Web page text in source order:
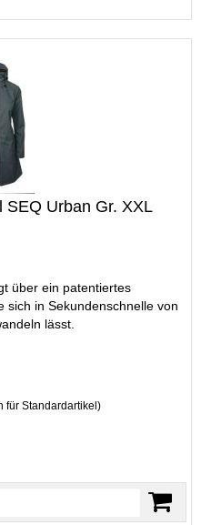
Urban Gr. XXL
über ein patentiertes
sich in Sekundenschnelle von
lässt.
für Standardartikel )